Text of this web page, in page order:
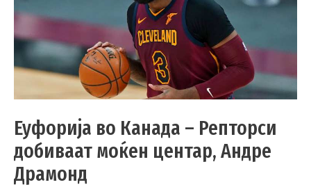
Еуфорија во Канада – Репторси
добиваат моќен центар, Андре
Драмонд